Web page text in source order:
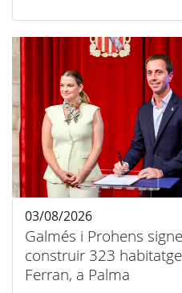
Galmés i Prohens
construir 323
Ferran, a Palma
03/08/2026